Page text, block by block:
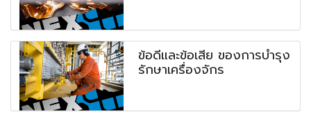
ข้อดีและข้อเสีย ของการบำรุง
รักษาเครื่องจักร